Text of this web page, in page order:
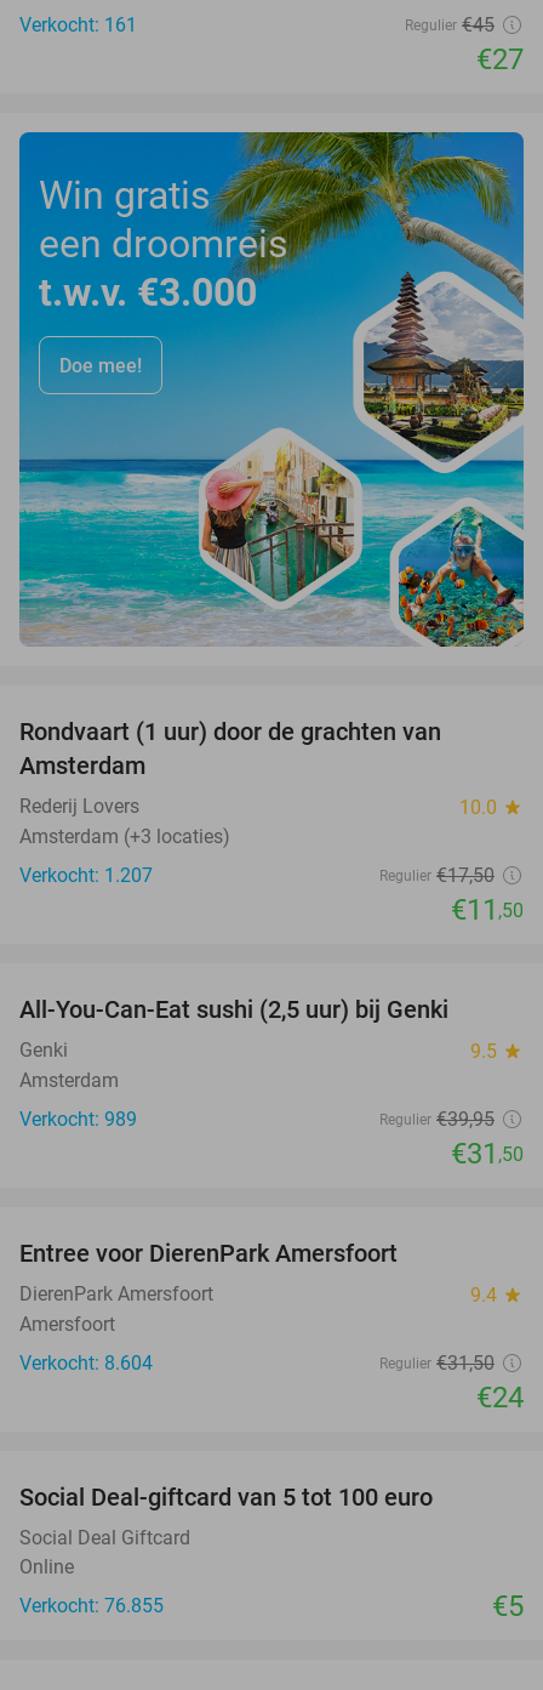
Verkocht: 161
Regulier €45
€27
Win gratis
een droomreis
t.w.v. €3.000
Doe mee!
Rondvaart (1 uur) door de grachten van
Amsterdam
Rederij Lovers 10.0 star
Amsterdam (+3 locaties)
Verkocht: 1.207
Regulier €17,50
€11 ,50
All-You-Can-Eat sushi (2,5 uur) bij Genki
Genki 9.5 star
Amsterdam
Verkocht: 989
Regulier €39,95
€31 ,50
Entree voor DierenPark Amersfoort
DierenPark Amersfoort 9.4 star
Amersfoort
Verkocht: 8.604
Regulier €31,50
€24
Social Deal-giftcard van 5 tot 100 euro
Social Deal Giftcard
Online
Verkocht: 76.855
€5